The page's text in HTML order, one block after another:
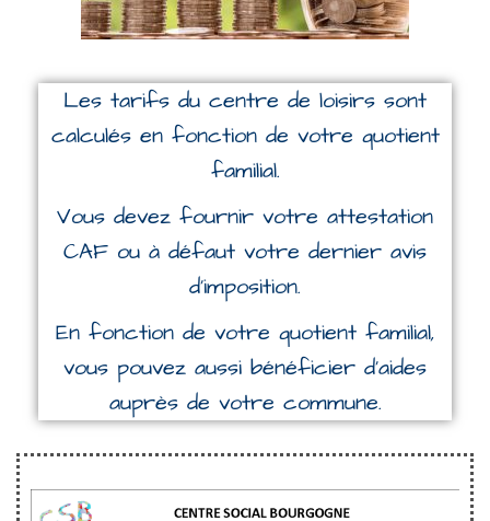
Les tarifs du centre de loisirs sont
calculés en fonction de votre quotient
familial.
Vous devez fournir votre attestation
CAF ou à défaut votre dernier avis
d’imposition.
En fonction de votre quotient familial,
vous pouvez aussi bénéficier d’aides
auprès de votre commune.